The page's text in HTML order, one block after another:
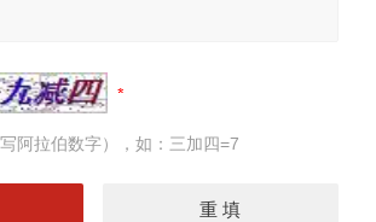
阿拉伯数字），如：三加四=7